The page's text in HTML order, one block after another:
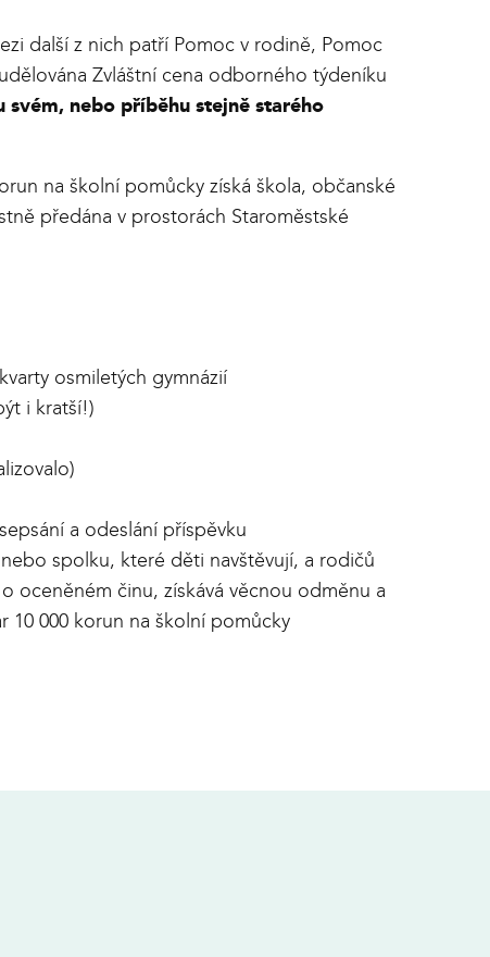
další z nich patří Pomoc v rodině, Pomoc
Zvláštní cena odborného týdeníku
nebo příběhu stejně starého
na školní pomůcky získá škola, občanské
předána v prostorách Staroměstské
osmiletých gymnázií
i kratší!)
a odeslání příspěvku
spolku, které děti navštěvují, a rodičů
oceněném činu, získává věcnou odměnu a
000 korun na školní pomůcky